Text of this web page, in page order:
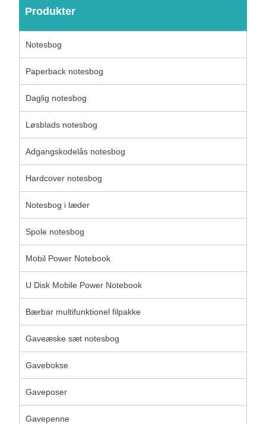
Produkter
Notesbog
Paperback notesbog
Daglig notesbog
Løsblads notesbog
Adgangskodelås notesbog
Hardcover notesbog
Notesbog i læder
Spole notesbog
Mobil Power Notebook
U Disk Mobile Power Notebook
Bærbar multifunktionel filpakke
Gaveæske sæt notesbog
Gavebokse
Gaveposer
Gavepenne